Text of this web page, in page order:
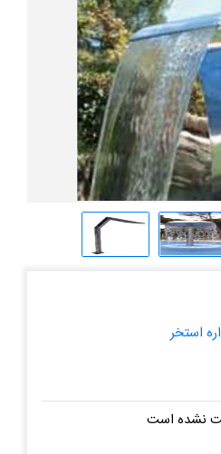
استخر
نشده است